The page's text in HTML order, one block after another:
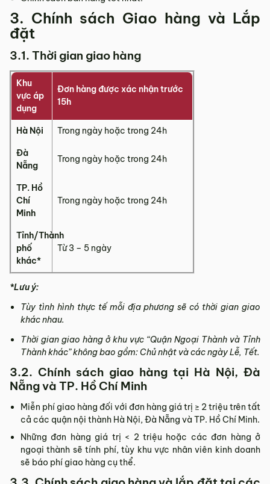
3. Chính sách Giao hàng và Lắp
đặt
3.1. Thời gian giao hàng
Khu
vực áp
dụng
Đơn hàng được xác nhận trước
15h
Hà Nội Trong ngày hoặc trong 24h
Đà
Nẵng
Trong ngày hoặc trong 24h
TP. Hồ
Chí
Minh
Trong ngày hoặc trong 24h
Tỉnh/Thành
phố
khác*
Từ 3 – 5 ngày
*Lưu ý:
Tùy tình hình thực tế mỗi địa phương sẽ có thời gian giao
khác nhau.
Thời gian giao hàng ở khu vực “Quận Ngoại Thành và Tỉnh
Thành khác” không bao gồm: Chủ nhật và các ngày Lễ, Tết.
3.2. Chính sách giao hàng tại Hà Nội, Đà
Nẵng và TP. Hồ Chí Minh
Miễn phí giao hàng đối với đơn hàng giá trị ≥ ­2 triệu trên tất
cả các quận nội thành Hà Nội, Đà Nẵng và TP. Hồ Chí Minh.
Những đơn hàng giá trị < 2 triệu hoặc các đơn hàng ở
ngoại thành sẽ tính phí, tùy khu vực nhân viên kinh doanh
sẽ báo phí giao hàng cụ thể.